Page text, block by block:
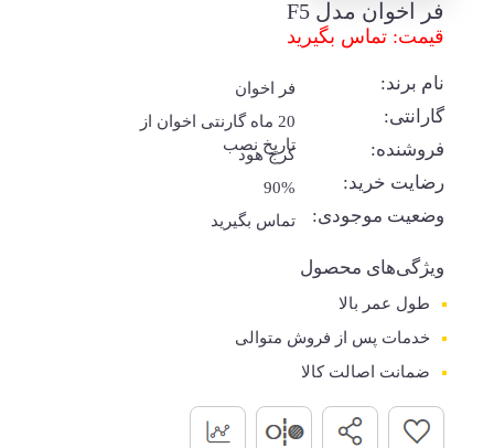
فر اخوان مدل F5
قیمت: تماس بگیرید
نام برند: فر اخوان
گارانتی:
20 ماه گارنتی اخوان از
تاریخ نصب
فروشنده: کرج هود
رضایت خرید: 90%
وضعیت موجودی: تماس بگیرید
ویژگی‌های محصول
طول عمر بالا
خدمات پس از فروش متوالی
ضمانت اصالت کالا